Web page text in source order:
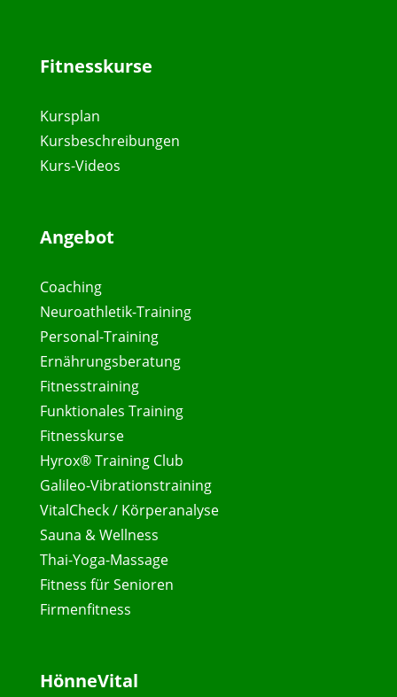
Fitnesskurse
Kursplan
Kursbeschreibungen
Kurs-Videos
Angebot
Coaching
Neuroathletik-Training
Personal-Training
Ernährungsberatung
Fitnesstraining
Funktionales Training
Fitnesskurse
Hyrox® Training Club
Galileo-Vibrationstraining
VitalCheck / Körperanalyse
Sauna & Wellness
Thai-Yoga-Massage
Fitness für Senioren
Firmenfitness
HönneVital